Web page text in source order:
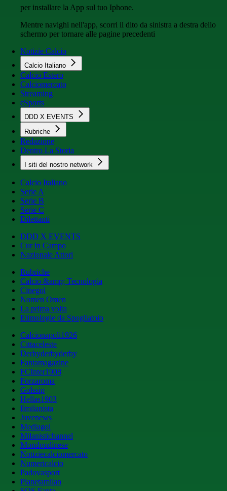
per installare la App sul tuo Iphone.
Mentre navighi nell'app, scorri il dito da sinistra a destra dello
schermo per tornare alle pagine precedenti
Notizie Calcio
Calcio Italiano
Calcio Estero
Calciomercato
Streaming
eSports
DDD X EVENTS
Rubriche
Redazione
Dentro La Storia
I siti del nostro network
Calcio Italiano
Serie A
Serie B
Serie C
Dilettanti
DDD X EVENTS
Cur in Campo
Nazionale Attori
Rubriche
Calcio &amp; Tecnologia
Cinegol
Nomen Omen
La prima volta
Etimologie da Spogliatoio
Calcionapoli1926
Cittaceleste
Derbyderbyderby
Fantamagazine
FCInter1908
Forzaroma
Golssip
Hellas1903
Ilmilanista
Juvenews
Mediagol
Milanistichannel
Mondoudinese
Notiziecalciomercato
Numericalcio
Padovasport
Pianetamilan